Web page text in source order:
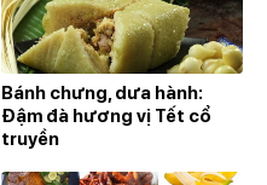
Bánh chưng, dưa hành:
Đậm đà hương vị Tết cổ
truyền